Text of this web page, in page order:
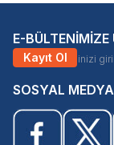
E-BÜLTENİMİZE
Kayıt Ol
SOSYAL MEDYA